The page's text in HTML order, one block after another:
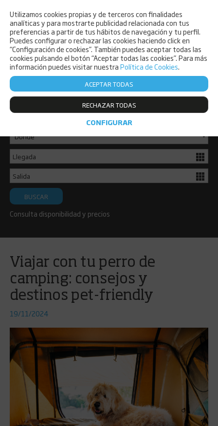
Utilizamos cookies propias y de terceros con finalidades
analíticas y para mostrarte publicidad relacionada con tus
preferencias a partir de tus hábitos de navegación y tu perfil.
Puedes configurar o rechazar las cookies haciendo click en
“Configuración de cookies”. También puedes aceptar todas las
cookies pulsando el botón “Aceptar todas las cookies”. Para más
información puedes visitar nuestraPolítica de Cookies.
ACEPTAR TODAS
RECHAZAR TODAS
CONFIGURAR
PET FRIENDLY
Consulta disponibilidad y reserva ya
de forma sencilla.
BUSCAR
Consulta disponibilidad y precios
Viajar con tu perro de
camping: consejos y
destinos pet-friendly
19/11/2024